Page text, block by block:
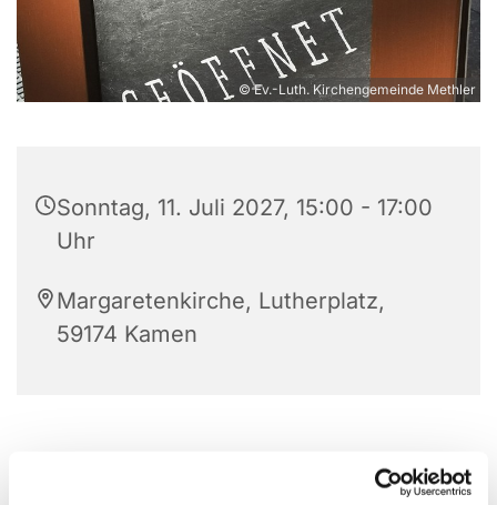
© Ev.-Luth. Kirchengemeinde Methler
Sonntag, 11. Juli 2027, 15:00 - 17:00
Uhr
Margaretenkirche, Lutherplatz,
59174 Kamen